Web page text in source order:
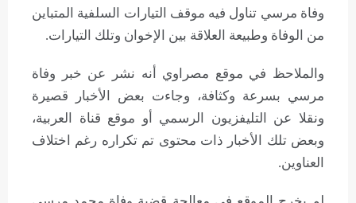
وفاة مرسي تناول فيه موقف التيارات السلفية المتباين
من الوفاة وطبيعة العلاقة بين الإخوان وتلك التيارات.
والملاحظ في موقع مصراوي أنه نشر عن خبر وفاة
مرسي بسرعة وكثافة، وجاءت بعض الأخبار قصيرة
ونقلا عن التليفزيون الرسمي أو موقع قناة العربية،
وبعض تلك الأخبار ذات محتوى تم تكراره رغم اختلاف
العناوين.